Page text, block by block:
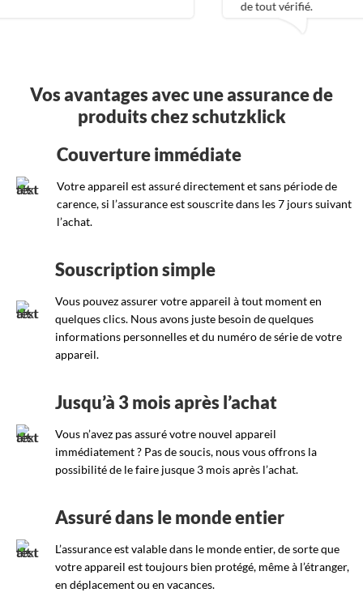
Vos avantages avec une assurance de
produits chez schutzklick
Couverture immédiate
Votre appareil est assuré directement et sans période de
carence, si l’assurance est souscrite dans les 7 jours suivant
l’achat.
Souscription simple
Vous pouvez assurer votre appareil à tout moment en
quelques clics. Nous avons juste besoin de quelques
informations personnelles et du numéro de série de votre
appareil.
Jusqu’à 3 mois après l’achat
Vous n’avez pas assuré votre nouvel appareil
immédiatement ? Pas de soucis, nous vous offrons la
possibilité de le faire jusque 3 mois après l’achat.
Assuré dans le monde entier
L’assurance est valable dans le monde entier, de sorte que
votre appareil est toujours bien protégé, même à l’étranger,
en déplacement ou en vacances.